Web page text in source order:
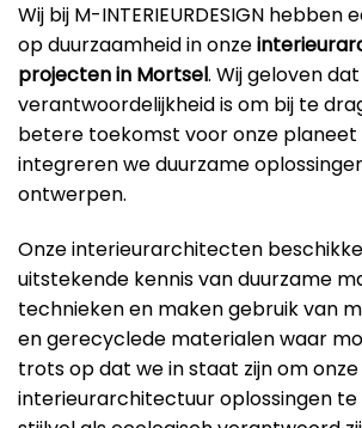
Wij bij M-INTERIEURDESIGN
op duurzaamheid in onze
projecten in Mortsel. Wij geloven
verantwoordelijkheid is om bij te
betere toekomst voor onze
integreren we duurzame
ontwerpen.
Onze interieurarchitecten
uitstekende kennis van duurzame
technieken en maken gebruik van
en gerecyclede materialen waar
trots op dat we in staat zijn om
interieurarchitectuur oplossingen te